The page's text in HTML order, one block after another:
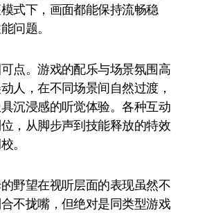
式下，画面都能保持流畅稳
问题。
点。游戏的配乐与场景氛围高
人，在不同场景间自然过渡，
沉浸感的听觉体验。各种互动
，从脚步声到技能释放的特效
。
野望在视听层面的表现虽然不
不拢嘴，但绝对是同类型游戏